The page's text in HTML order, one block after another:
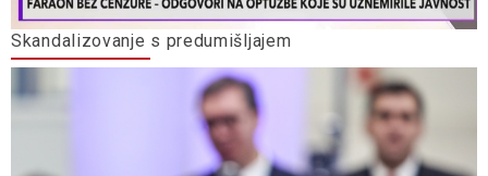
Skandalizovanje s predumišljajem